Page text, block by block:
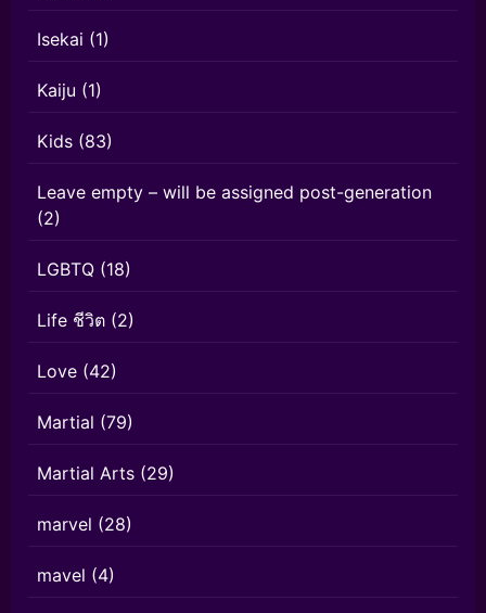
Isekai (1)
Kaiju (1)
Kids (83)
Leave empty – will be assigned post-generation
(2)
LGBTQ (18)
Life ชีวิต (2)
Love (42)
Martial (79)
Martial Arts (29)
marvel (28)
mavel (4)